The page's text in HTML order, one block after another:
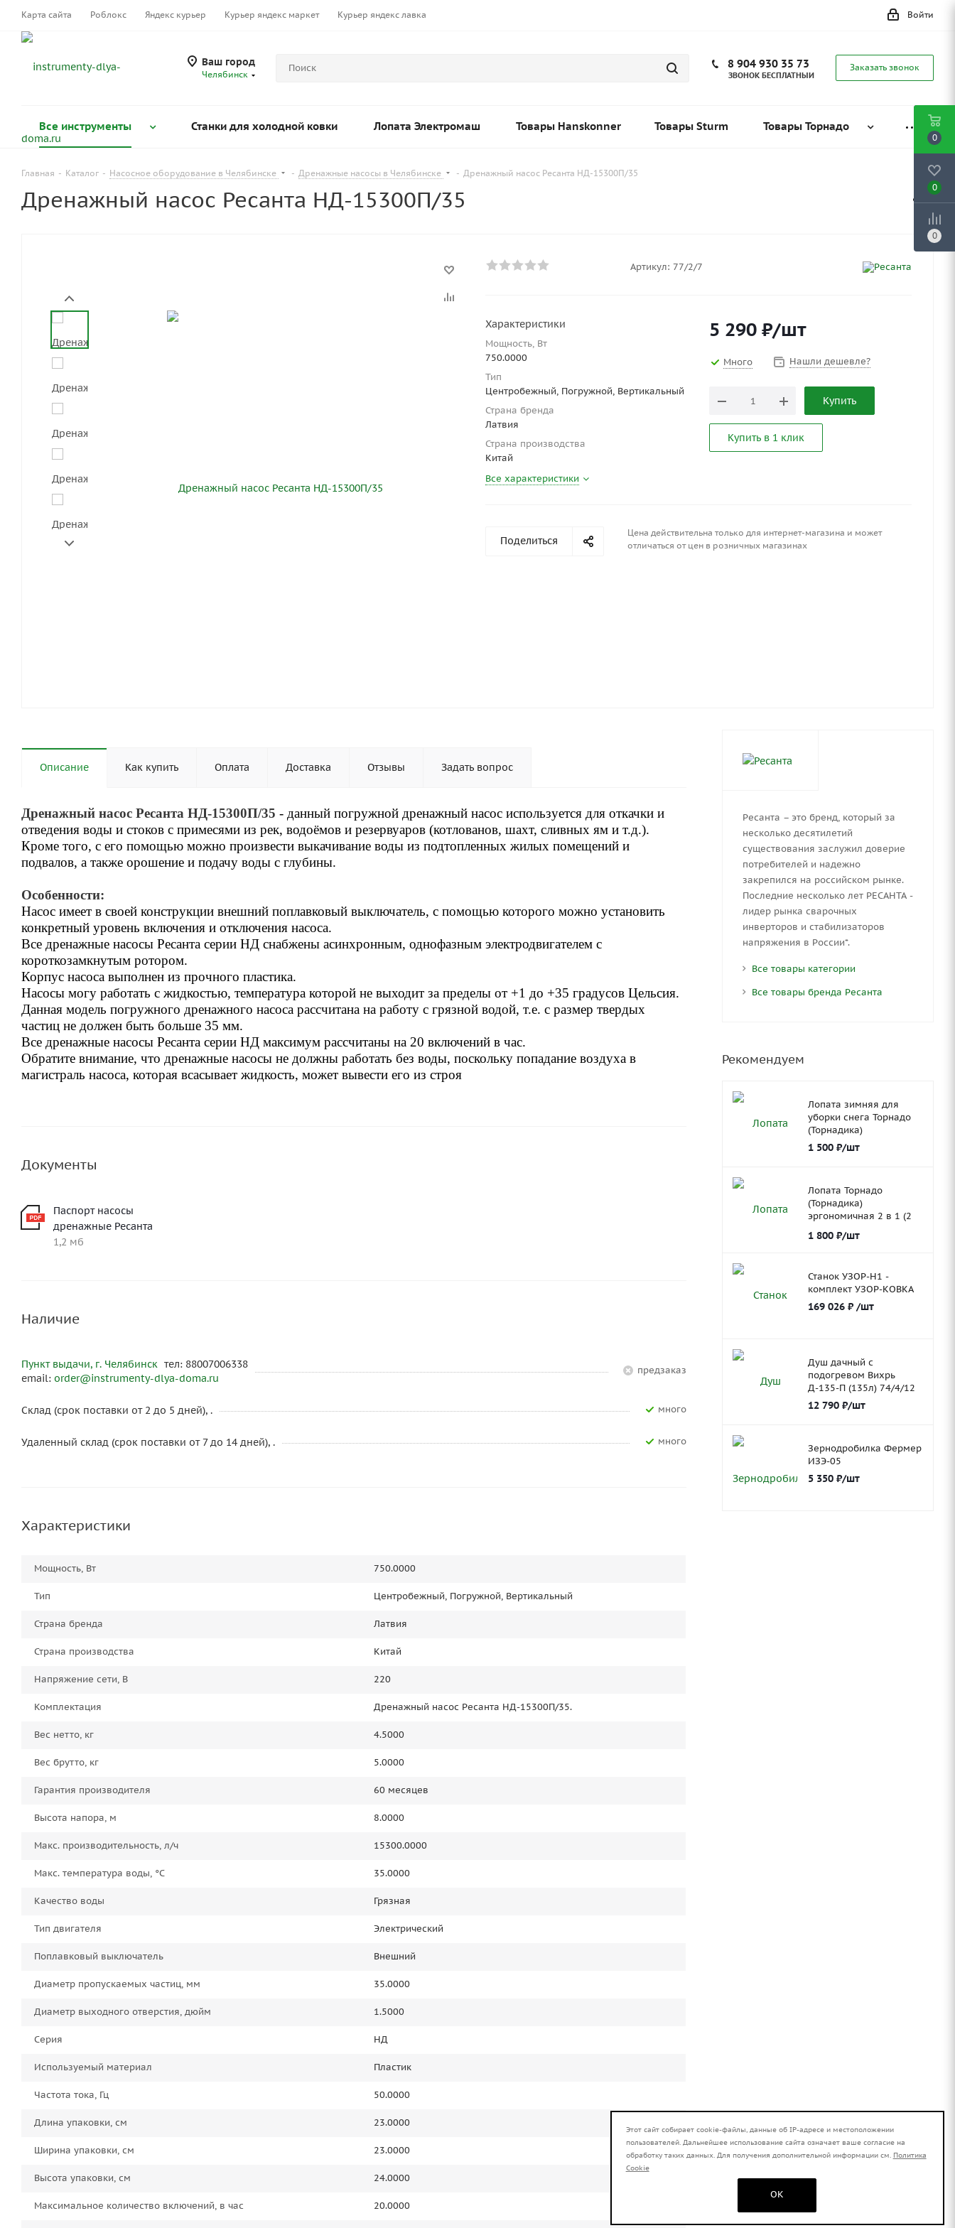
Карта сайта Роблокс Яндекс курьер Курьер яндекс маркет Курьер яндекс лавка Войти
Ваш город
Челябинск
8 904 930 35 73
ЗВОНОК БЕСПЛАТНЫЙ
Заказать звонок
Все инструменты Станки для холодной ковки Лопата Электромаш Товары Hanskonner Товары Sturm Товары Торнадо
Главная - Каталог - Насосное оборудование в Челябинске - Дренажные насосы в Челябинске - Дренажный насос Ресанта НД-15300П/35
Дренажный насос Ресанта НД-15300П/35
Артикул: 77/2/7
Характеристики
Мощность, Вт
750.0000
Тип
Центробежный, Погружной, Вертикальный
Страна бренда
Латвия
Страна производства
Китай
Все характеристики
5 290 ₽/шт
Много Нашли дешевле?
Купить
Купить в 1 клик
Поделиться
Цена действительна только для интернет-магазина и может
отличаться от цен в розничных магазинах
Описание Как купить Оплата Доставка Отзывы Задать вопрос
Дренажный насос Ресанта НД-15300П/35 - данный погружной дренажный насос используется для откачки и
отведения воды и стоков с примесями из рек, водоёмов и резервуаров (котлованов, шахт, сливных ям и т.д.).
Кроме того, с его помощью можно произвести выкачивание воды из подтопленных жилых помещений и
подвалов, а также орошение и подачу воды с глубины.
Особенности:
Насос имеет в своей конструкции внешний поплавковый выключатель, с помощью которого можно установить
конкретный уровень включения и отключения насоса.
Все дренажные насосы Ресанта серии НД снабжены асинхронным, однофазным электродвигателем с
короткозамкнутым ротором.
Корпус насоса выполнен из прочного пластика.
Насосы могу работать с жидкостью, температура которой не выходит за пределы от +1 до +35 градусов Цельсия.
Данная модель погружного дренажного насоса рассчитана на работу с грязной водой, т.е. с размер твердых
частиц не должен быть больше 35 мм.
Все дренажные насосы Ресанта серии НД максимум рассчитаны на 20 включений в час.
Обратите внимание, что дренажные насосы не должны работать без воды, поскольку попадание воздуха в
магистраль насоса, которая всасывает жидкость, может вывести его из строя
Документы
Паспорт насосы
дренажные Ресанта
1,2 мб
Наличие
Пункт выдачи, г. Челябинск тел: 88007006338
email: order@instrumenty-dlya-doma.ru
Предзаказ
Склад (срок поставки от 2 до 5 дней), . Много
Удаленный склад (срок поставки от 7 до 14 дней), . Много
Характеристики
Мощность, Вт 750.0000
Тип Центробежный, Погружной, Вертикальный
Страна бренда Латвия
Страна производства Китай
Напряжение сети, В 220
Комплектация Дренажный насос Ресанта НД-15300П/35.
Вес нетто, кг 4.5000
Вес брутто, кг 5.0000
Гарантия производителя 60 месяцев
Высота напора, м 8.0000
Макс. производительность, л/ч 15300.0000
Макс. температура воды, °C 35.0000
Качество воды Грязная
Тип двигателя Электрический
Поплавковый выключатель Внешний
Диаметр пропускаемых частиц, мм 35.0000
Диаметр выходного отверстия, дюйм 1.5000
Серия НД
Используемый материал Пластик
Частота тока, Гц 50.0000
Длина упаковки, см 23.0000
Ширина упаковки, см 23.0000
Высота упаковки, см 24.0000
Максимальное количество включений, в час 20.0000
Ресанта – это бренд, который за
несколько десятилетий
существования заслужил доверие
потребителей и надежно
закрепился на российском рынке.
Последние несколько лет РЕСАНТА -
лидер рынка сварочных
инверторов и стабилизаторов
напряжения в России*.
Все товары категории
Все товары бренда Ресанта
Рекомендуем
Лопата зимняя для
уборки снега Торнадо
(Торнадика)
1 500₽/шт
Лопата Торнадо
(Торнадика)
эргономичная 2 в 1 (2
1 800₽/шт
Станок УЗОР-Н1 -
комплект УЗОР-КОВКА
169 026₽ /шт
Душ дачный с
подогревом Вихрь
Д-135-П (135л) 74/4/12
12 790₽/шт
Зернодробилка Фермер
ИЗЭ-05
5 350₽/шт
0
0
0
Этот сайт собирает cookie-файлы, данные об IP-адресе и местоположении
пользователей. Дальнейшее использование сайта означает ваше согласие на
обработку таких данных. Для получения дополнительной информации см. Политика
Cookie
OK